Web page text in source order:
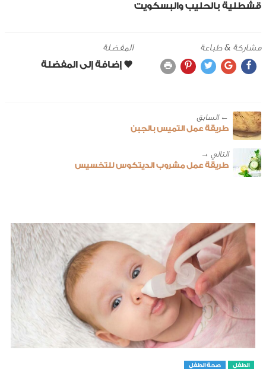
قشطلية بالحليب والبسكويت
مشاركة & طباعة المفضلة
← ‎السابق
طريقة عمل التميس بالجبن
طريقة عمل مشروب الديتكوس للتخسيس
الطفل صحة الطفل